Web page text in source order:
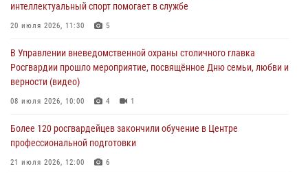
В Москве росгвардейцы задержали подозреваемого в нападении
на охранника торгового центра (видео)
В Главном управлении Росгвардии по городу Москве подвели итоги
работы подразделений за прошедший месяц
03 августа 2026, 13:00
На востоке Москвы сотрудники Росгвардии задержали мужчину,
находящегося в федеральном розыске (видео)
03 августа 2026, 12:00
интеллектуальный спорт помогает в службе
20 июля 2026, 11:30 5
В Управлении вневедомственной охраны столичного главка
Росгвардии прошло мероприятие, посвящённое Дню семьи, любви и
верности (видео)
08 июля 2026, 10:00 4 1
Более 120 росгвардейцев закончили обучение в Центре
профессиональной подготовки
21 июля 2026, 12:00 6